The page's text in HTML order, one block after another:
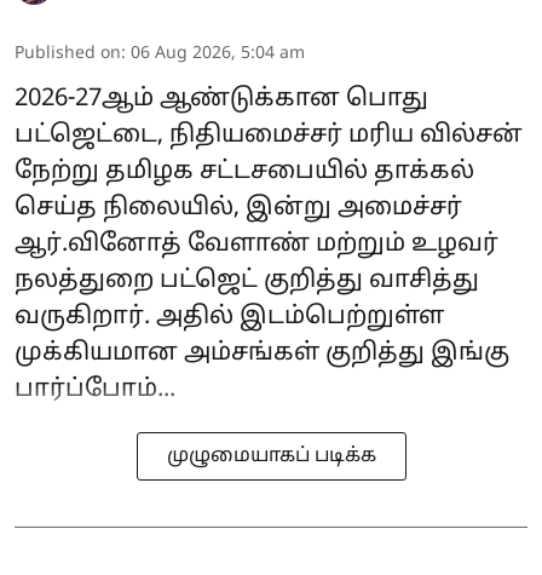
Published on: 06 Aug 2026, 5:04 am
2026-27ஆம் ஆண்டுக்கான பொது
பட்ஜெட்டை, நிதியமைச்சர் மரிய வில்சன்
நேற்று தமிழக சட்டசபையில் தாக்கல்
செய்த நிலையில், இன்று அமைச்சர்
ஆர்.வினோத் வேளாண் மற்றும் உழவர்
நலத்துறை பட்ஜெட் குறித்து வாசித்து
வருகிறார். அதில் இடம்பெற்றுள்ள
முக்கியமான அம்சங்கள் குறித்து இங்கு
பார்ப்போம்...
முழுமையாகப் படிக்க